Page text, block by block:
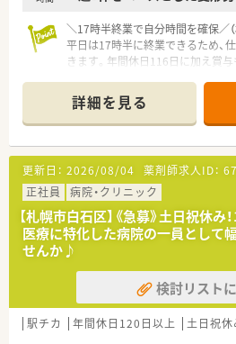
＼17時半終業で自分時間を確保／
平日は17時半に終業できるため、
きます。年間休日116日に加え賞
≪こんな病院です≫
■内視鏡設備や超音波装置・高速Ｃ
装置など
最新の医療機器が揃っている消
■病床数：１８６床、薬剤師：１３
や日本カプセル内視鏡学会指導施
も運営されています。
■1日あたりの平均として、外来処
剤を行っています。
■機材は散薬監査システム、散薬
ます。
■入院患者さんの服薬指導は全て
指導は500件/月ほどです。
また、高カロリー輸液の混注業務
業務：100件/月も行っております。
詳細を見る
更新日： 2026/08/04 薬剤師求人ID：
正社員
病院・クリニック
【札幌市白石区】《急募》土日祝休
医療に特化した病院の一員として
せんか♪
検討リスト
駅チカ 年間休日120日以上 土日祝休